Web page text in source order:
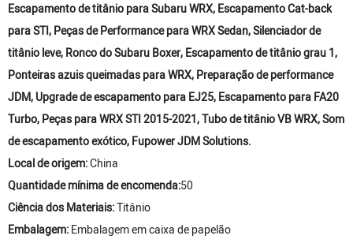
Escapamento de titânio para Subaru WRX, Escapamento Cat-back
para STI, Peças de Performance para WRX Sedan, Silenciador de
titânio leve, Ronco do Subaru Boxer, Escapamento de titânio grau 1,
Ponteiras azuis queimadas para WRX, Preparação de performance
JDM, Upgrade de escapamento para EJ25, Escapamento para FA20
Turbo, Peças para WRX STI 2015-2021, Tubo de titânio VB WRX, Som
de escapamento exótico, Fupower JDM Solutions.
Local de origem:China
Quantidade mínima de encomenda:50
Ciência dos Materiais:Titânio
Embalagem:Embalagem em caixa de papelão